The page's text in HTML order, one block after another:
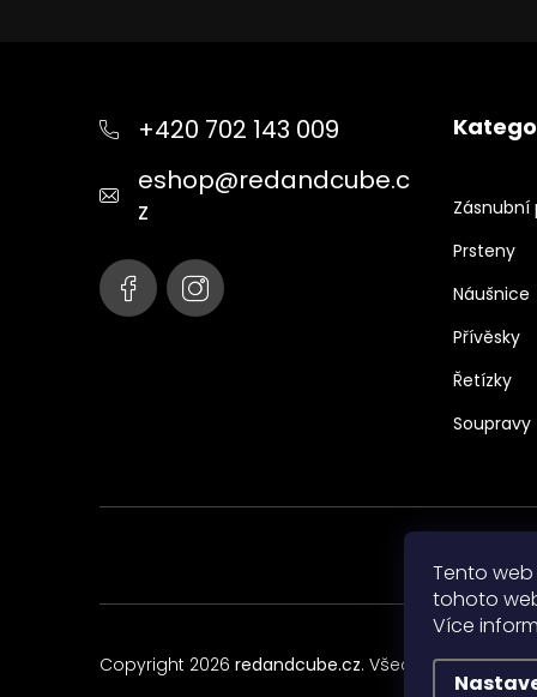
Tento
tohoto
Více
+420 702 143 009
eshop@redandcube.c
z
Zásnubní
Prsteny
Náušnice
Přívěsky
Řetízky
Soupravy
Copyright 2026 redandcube.cz. Všechna práva